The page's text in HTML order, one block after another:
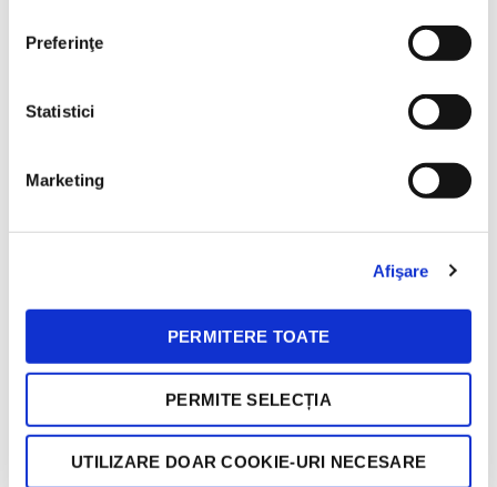
Preferinţe
Statistici
Marketing
Afişare
PERMITERE TOATE
PERMITE SELECȚIA
UTILIZARE DOAR COOKIE-URI NECESARE